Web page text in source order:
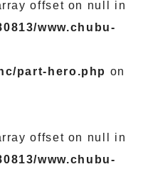
offset on null in
www.chubu-
part-hero.php on
offset on null in
www.chubu-